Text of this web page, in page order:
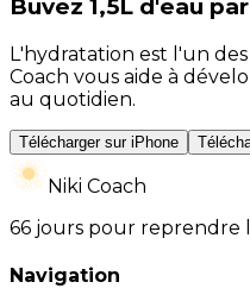
Buvez 1,5L d'eau
L'hydratation est l'un
Coach vous aide à
au quotidien.
Télécharger sur iPhone
Niki Coach
66 jours pour reprendre
Navigation